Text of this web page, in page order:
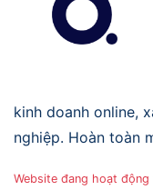
kinh doanh online,
nghiệp. Hoàn toàn
Website đang hoạt